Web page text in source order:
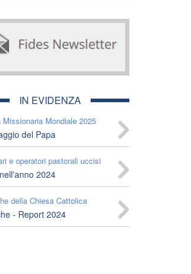
IN EVIDENZA
Missionaria Mondiale 2025
del Papa
e operatori pastorali uccisi
2024
della Chiesa Cattolica
- Report 2024